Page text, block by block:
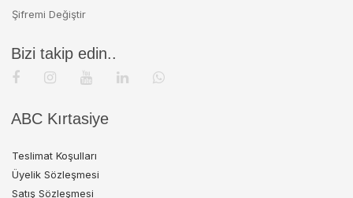
Şifremi Değiştir
Bizi takip edin..
ABC Kırtasiye
Teslimat Koşulları
Üyelik Sözleşmesi
Satış Sözleşmesi